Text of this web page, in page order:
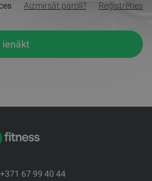
Aizmirsāt paroli? Reģistrēties
ienākt
67 99 40 44